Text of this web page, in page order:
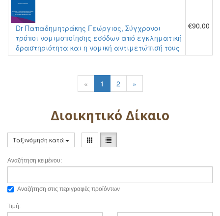
Dr Παπαδημητράκης Γεώργιος, Σύγχρονοι
τρόποι νομιμοποίησης εσόδων από εγκληματική
δραστηριότητα και η νομική αντιμετώπισή τους
€90.00
« 1 2 »
Διοικητικό Δίκαιο
Ταξινόμηση κατά
Αναζήτηση κειμένου:
Αναζήτηση στις περιγραφές προϊόντων
Τιμή: